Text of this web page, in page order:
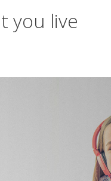
you live